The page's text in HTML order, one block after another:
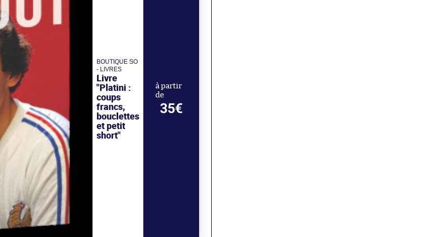
BOUTIQUE SO
- LIVRES
Livre
"Platini :
coups
francs,
bouclettes
et petit
short"
à partir
de
35€